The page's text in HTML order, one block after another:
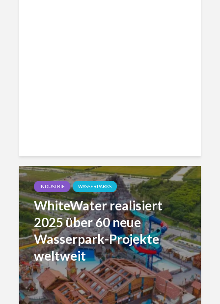
INDUSTRIE WASSERPARKS
WhiteWater realisiert
2025 über 60 neue
Wasserpark-Projekte
weltweit